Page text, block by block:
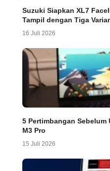
Suzuki Siapkan XL7
Tampil dengan Tiga
16 Juli 2026
5 Pertimbangan Sebelum
M3 Pro
15 Juli 2026